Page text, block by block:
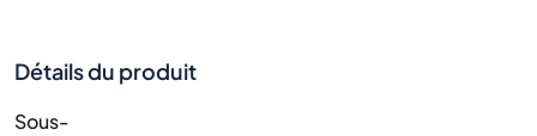
Détails du produit
Sous-